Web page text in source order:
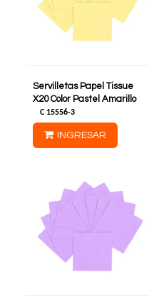
Servilletas Papel Tissue
X20 Color Pastel Amarillo
C 15556-3
INGRESAR